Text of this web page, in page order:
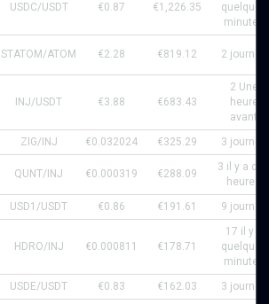
USDC/USDT €0.87 €1,226.35
quelques
minutes
STATOM/ATOM €2.28 €819.12 2 journée
INJ/USDT €3.88 €683.43
2 Une
heure
avant
ZIG/INJ €0.032024 €325.29 3 journée
QUNT/INJ €0.000319 €288.09
3 il y a des
heures
USD1/USDT €0.86 €191.61 9 journée
HDRO/INJ €0.000811 €178.71
17 il y a
quelques
minutes
USDE/USDT €0.83 €162.03 3 journée